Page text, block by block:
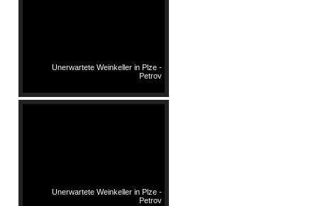
Unerwartete Weinkeller in Plze -
Petrov
Unerwartete Weinkeller in Plze -
Petrov